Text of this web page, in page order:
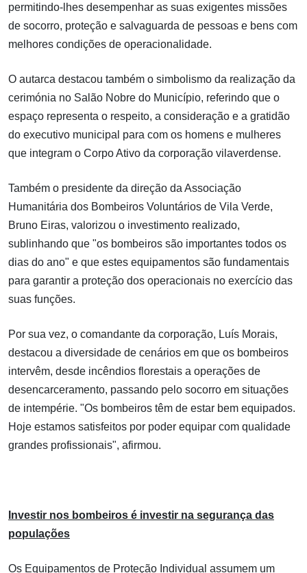
permitindo-lhes desempenhar as suas exigentes missões
de socorro, proteção e salvaguarda de pessoas e bens com
melhores condições de operacionalidade.
O autarca destacou também o simbolismo da realização da
cerimónia no Salão Nobre do Município, referindo que o
espaço representa o respeito, a consideração e a gratidão
do executivo municipal para com os homens e mulheres
que integram o Corpo Ativo da corporação vilaverdense.
Também o presidente da direção da Associação
Humanitária dos Bombeiros Voluntários de Vila Verde,
Bruno Eiras, valorizou o investimento realizado,
sublinhando que "os bombeiros são importantes todos os
dias do ano" e que estes equipamentos são fundamentais
para garantir a proteção dos operacionais no exercício das
suas funções.
Por sua vez, o comandante da corporação, Luís Morais,
destacou a diversidade de cenários em que os bombeiros
intervêm, desde incêndios florestais a operações de
desencarceramento, passando pelo socorro em situações
de intempérie. "Os bombeiros têm de estar bem equipados.
Hoje estamos satisfeitos por poder equipar com qualidade
grandes profissionais", afirmou.
Investir nos bombeiros é investir na segurança das
populações
Os Equipamentos de Proteção Individual assumem um